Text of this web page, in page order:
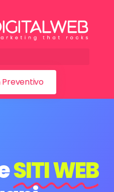
Preventivo
SITI WEB